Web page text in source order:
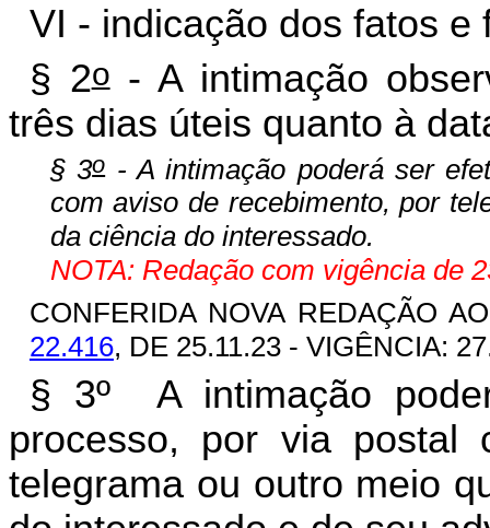
VI - indicação dos fatos
§ 2o- A intimação
três dias úteis quanto à
§ 3o- A intimação poderá ser
com aviso de recebimento, por
da ciência do interessado.
NOTA: Redação com vigência de
CONFERIDA NOVA REDAÇÃO
22.416, DE 25.11.23 - VIGÊNCIA:
§ 3º A intimação
processo, por via postal
telegrama ou outro meio